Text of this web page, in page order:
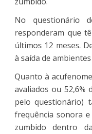
No questionário
responderam que
últimos 12 meses.
à saída de
Quanto à
avaliados ou 52,6%
pelo questionário)
frequência sonora
zumbido dentro